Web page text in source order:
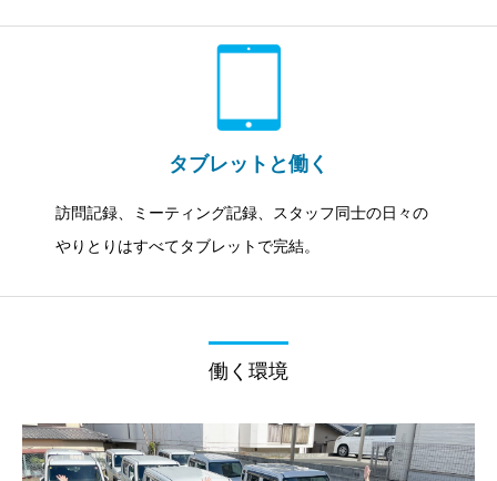
タブレットと働く
訪問記録、ミーティング記録、スタッフ同士の日々の
やりとりはすべてタブレットで完結。
働く環境